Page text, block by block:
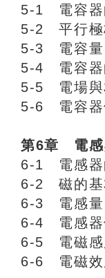
5-1 電容器
5-2 平行極
5-3 電容量
5-4 電容器
5-5 電場與
5-6 電容器
第6章 電感
6-1 電感器
6-2 磁的基
6-3 電感量
6-4 電感器
6-5 電磁感
6-6 電磁效